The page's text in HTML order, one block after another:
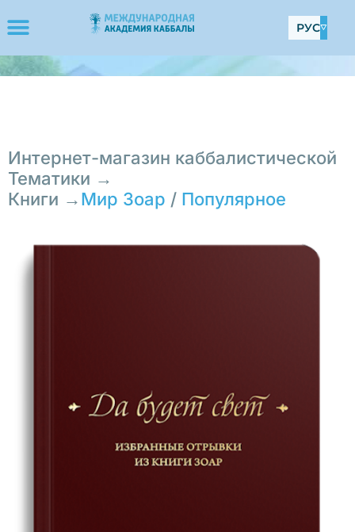
РУС
Интернет-магазин каббалистической
Тематики →
Книги →Мир Зоар / Популярное